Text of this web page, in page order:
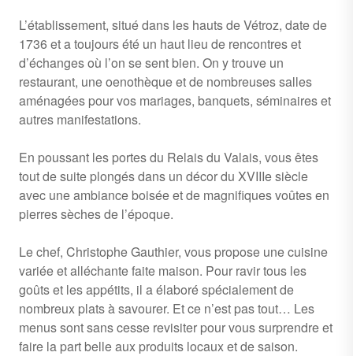
L’établissement, situé dans les hauts de Vétroz, date de
1736 et a toujours été un haut lieu de rencontres et
d’échanges où l’on se sent bien. On y trouve un
restaurant, une oenothèque et de nombreuses salles
aménagées pour vos mariages, banquets, séminaires et
autres manifestations.
En poussant les portes du Relais du Valais, vous êtes
tout de suite plongés dans un décor du XVIIIe siècle
avec une ambiance boisée et de magnifiques voûtes en
pierres sèches de l’époque.
Le chef, Christophe Gauthier, vous propose une cuisine
variée et alléchante faite maison. Pour ravir tous les
goûts et les appétits, il a élaboré spécialement de
nombreux plats à savourer. Et ce n’est pas tout… Les
menus sont sans cesse revisiter pour vous surprendre et
faire la part belle aux produits locaux et de saison.